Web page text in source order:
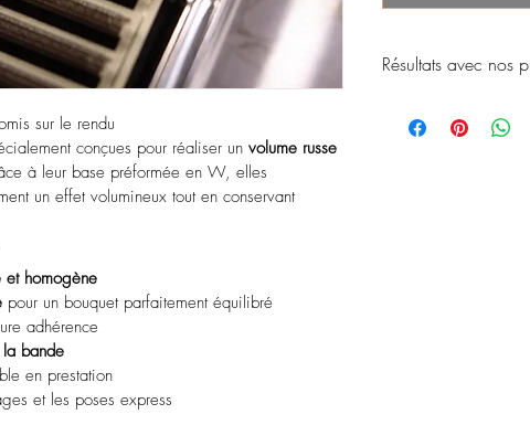
sur le rendu
conçues pour réaliser un volume russe
à leur base préformée en W, elles
un effet volumineux tout en conservant
et homogène
pour un bouquet parfaitement équilibré
adhérence
bande
en prestation
et les poses express
Résultats avec nos